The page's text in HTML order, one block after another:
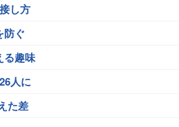
し方
防ぐ
る趣味
人に
た差